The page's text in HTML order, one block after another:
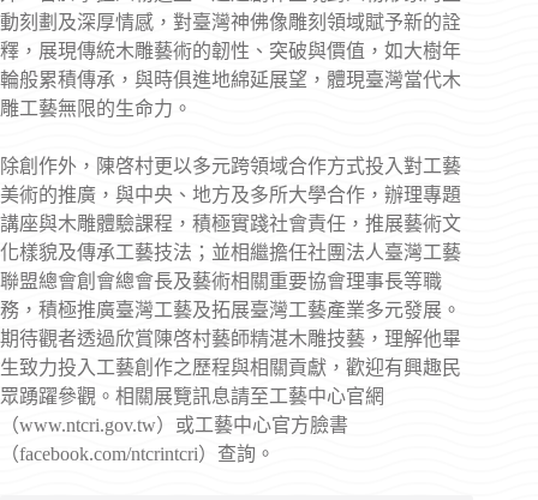
動刻劃及深厚情感，對臺灣神佛像雕刻領域賦予新的詮
釋，展現傳統木雕藝術的韌性、突破與價值，如大樹年
輪般累積傳承，與時俱進地綿延展望，體現臺灣當代木
雕工藝無限的生命力。
除創作外，陳啓村更以多元跨領域合作方式投入對工藝
美術的推廣，與中央、地方及多所大學合作，辦理專題
講座與木雕體驗課程，積極實踐社會責任，推展藝術文
化樣貌及傳承工藝技法；並相繼擔任社團法人臺灣工藝
聯盟總會創會總會長及藝術相關重要協會理事長等職
務，積極推廣臺灣工藝及拓展臺灣工藝產業多元發展。
期待觀者透過欣賞陳啓村藝師精湛木雕技藝，理解他畢
生致力投入工藝創作之歷程與相關貢獻，歡迎有興趣民
眾踴躍參觀。相關展覽訊息請至工藝中心官網
（www.ntcri.gov.tw）或工藝中心官方臉書
（facebook.com/ntcrintcri）查詢。